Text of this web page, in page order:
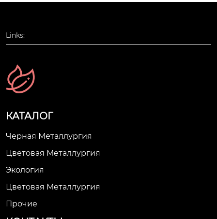
Links:
КАТАЛОГ
Черная Металлургия
Цветовая Металлургия
Экология
Цветовая Металлургия
Прочие